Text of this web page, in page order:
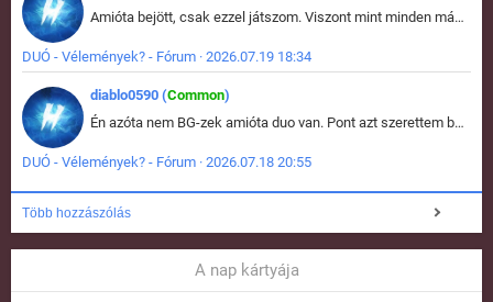
Amióta bejött, csak ezzel játszom. Viszont mint minden más - akár az alapjáték is, ez is baromira összetett lett. Néha már pár kör után is esélytelen az egész. Vagy irreállisan túltápol valaki, vagy lelép a partner, vagy csak hülye mint a segg. És amikor eljönne az én időm, na akkor jön el mindenki másé is. Engem jobban érdekelne, hogy ki milyen ratingen szokott játszani. Na ez lenne egy érdekes adat.
DUÓ - Vélemények? - Fórum · 2026.07.19 18:34
diablo0590 (Common)
Én azóta nem BG-zek amióta duo van. Pont azt szerettem benne, hogy rajtam múlik mi történik, nem pedig a társamon. Kérem vissza a régi BG-t :D
DUÓ - Vélemények? - Fórum · 2026.07.18 20:55
Több hozzászólás
A nap kártyája